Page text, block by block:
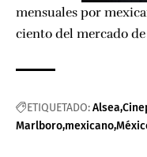
mensuales por
ciento del mercado
ETIQUETADO:Alsea
Marlboro mexicano